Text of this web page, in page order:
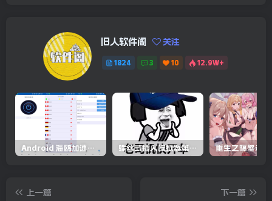
旧人软件阁 关注
1824 3 10 12.9W+
Android 海鸥加速器v6.6.3(解锁会员) 螺丝式插入模拟器第5代/NejicomiSimulator.Vol.5.v1.0.2
上一篇
下一篇